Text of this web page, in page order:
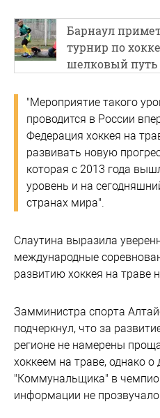
Барнаул
турнир по
шелковый путь
"Мероприятие такого
проводится в России
Федерация хоккея на
развивать новую
которая с 2013 года
уровень и на
странах мира".
Слаутина выразила
международные
развитию хоккея на траве
Замминистра спорта
подчеркнул, что за
регионе не намерены
хоккеем на траве, однако
"Коммунальщика" в
информации не прозвучало.